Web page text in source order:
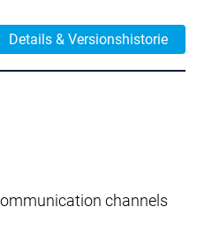
Details & Versionshistorie
channels